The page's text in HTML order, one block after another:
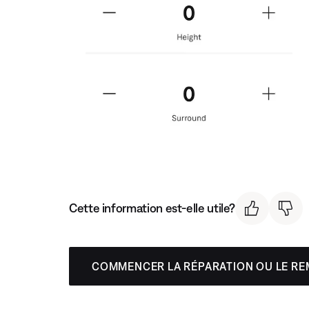
Cette information est-elle utile?
COMMENCER LA RÉPARATION OU LE